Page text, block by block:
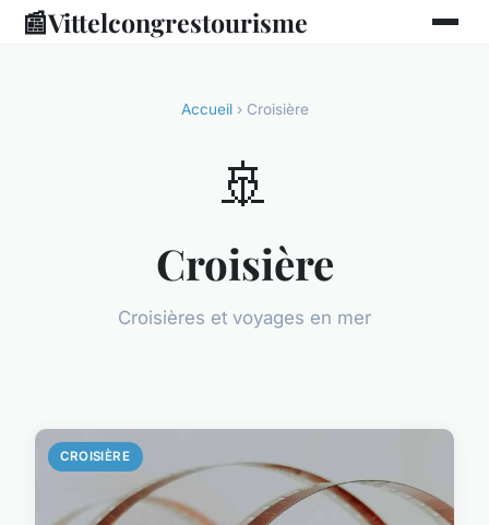
📰Vittelcongrestourisme
Accueil› Croisière
🚢
Croisière
Croisières et voyages en mer
CROISIÈRE